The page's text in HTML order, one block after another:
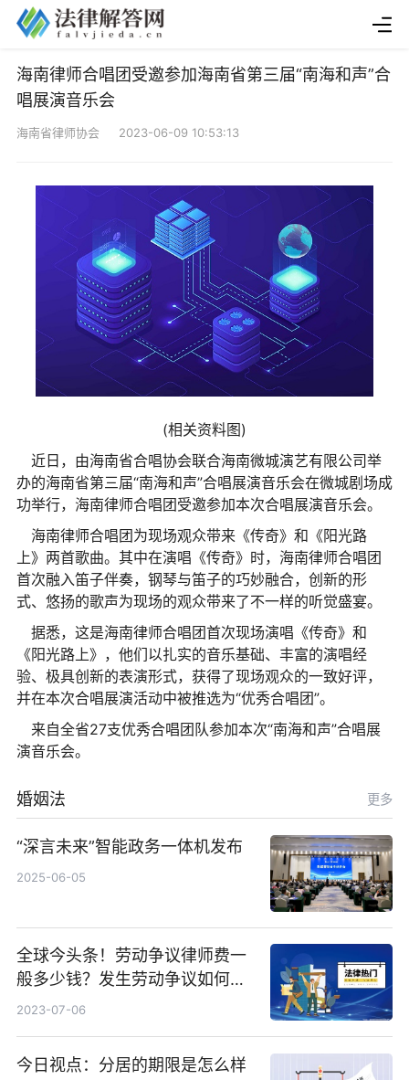
海南律师合唱团受邀参加海南省第三届“南海和声”合
唱展演音乐会
海南省律师协会 2023-06-09 10:53:13
(相关资料图)
近日，由海南省合唱协会联合海南微城演艺有限公司举
办的海南省第三届“南海和声”合唱展演音乐会在微城剧场成
功举行，海南律师合唱团受邀参加本次合唱展演音乐会。
海南律师合唱团为现场观众带来《传奇》和《阳光路
上》两首歌曲。其中在演唱《传奇》时，海南律师合唱团
首次融入笛子伴奏，钢琴与笛子的巧妙融合，创新的形
式、悠扬的歌声为现场的观众带来了不一样的听觉盛宴。
据悉，这是海南律师合唱团首次现场演唱《传奇》和
《阳光路上》，他们以扎实的音乐基础、丰富的演唱经
验、极具创新的表演形式，获得了现场观众的一致好评，
并在本次合唱展演活动中被推选为“优秀合唱团”。
来自全省27支优秀合唱团队参加本次“南海和声”合唱展
演音乐会。
婚姻法 更多
“深言未来”智能政务一体机发布
2025-06-05
全球今头条！劳动争议律师费一
般多少钱？发生劳动争议如何算
工资？
2023-07-06
今日视点：分居的期限是怎么样